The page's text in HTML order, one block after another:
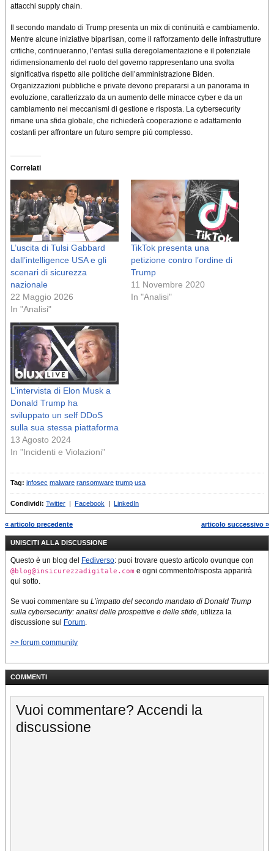
attacchi supply chain.
Il secondo mandato di Trump presenta un mix di continuità e cambiamento.
Mentre alcune iniziative bipartisan, come il rafforzamento delle infrastrutture
critiche, continueranno, l’enfasi sulla deregolamentazione e il potenziale
ridimensionamento del ruolo del governo rappresentano una svolta
significativa rispetto alle politiche dell’amministrazione Biden.
Organizzazioni pubbliche e private devono prepararsi a un panorama in
evoluzione, caratterizzato da un aumento delle minacce cyber e da un
cambiamento nei meccanismi di gestione e risposta. La cybersecurity
rimane una sfida globale, che richiederà cooperazione e adattamento
costanti per affrontare un futuro sempre più complesso.
Correlati
L’uscita di Tulsi Gabbard
dall’intelligence USA e gli
scenari di sicurezza
nazionale
22 Maggio 2026
In "Analisi"
TikTok presenta una
petizione contro l’ordine di
Trump
11 Novembre 2020
In "Analisi"
L’intervista di Elon Musk a
Donald Trump ha
sviluppato un self DDoS
sulla sua stessa piattaforma
13 Agosto 2024
In "Incidenti e Violazioni"
Tag: infosec malware ransomware trump usa
Condividi: Twitter Facebook LinkedIn
« articolo precedente articolo successivo »
UNISCITI ALLA DISCUSSIONE
Questo è un blog del Fediverso: puoi trovare questo articolo ovunque con
@blog@insicurezzadigitale.com e ogni commento/risposta apparirà
qui sotto.
Se vuoi commentare su L’impatto del secondo mandato di Donald Trump
sulla cybersecurity: analisi delle prospettive e delle sfide, utilizza la
discussione sul
Forum.
>> forum community
COMMENTI
Vuoi commentare? Accendi la
discussione